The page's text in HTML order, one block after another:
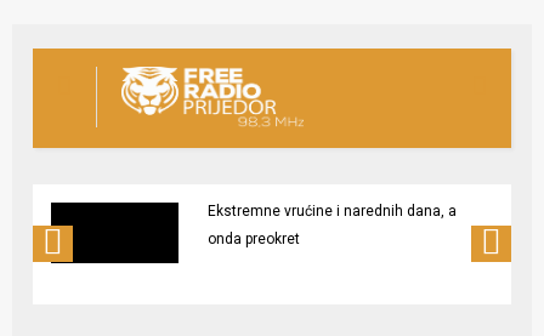
Ekstremne vrućine i narednih dana, a
onda preokret